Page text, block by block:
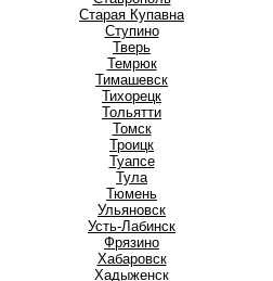
Старая Купавна
Ступино
Тверь
Темрюк
Тимашевск
Тихорецк
Тольятти
Томск
Троицк
Туапсе
Тула
Тюмень
Ульяновск
Усть-Лабинск
Фрязино
Хабаровск
Хадыженск